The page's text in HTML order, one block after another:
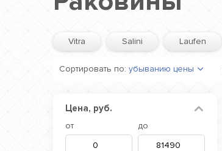
Vitra Salini Laufen
Сортировать по: убыванию цены
Цена, руб.
от до